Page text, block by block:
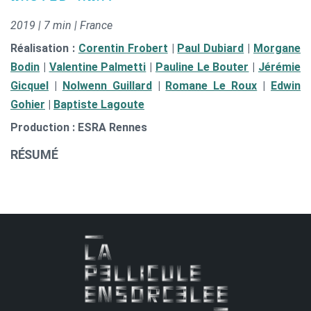
2019 | 7 min | France
Réalisation : Corentin Frobert Paul Dubiard
Morgane
Bodin
Valentine Palmetti Pauline Le Bouter
Jérémie
Gicquel
Nolwenn Guillard Romane Le Roux
Edwin
Gohier
Baptiste Lagoute
Production : ESRA Rennes
RÉSUMÉ